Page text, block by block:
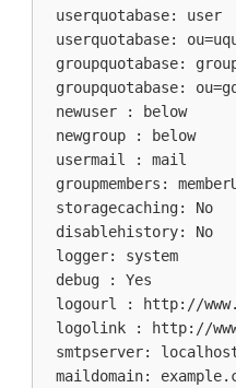
userquotabase: user
userquotabase:
groupquotabase:
groupquotabase:
newuser : below
newgroup : below
usermail : mail
groupmembers:
storagecaching: No
disablehistory: No
logger: system
debug : Yes
logourl : http://
logolink : http://
smtpserver:
maildomain: